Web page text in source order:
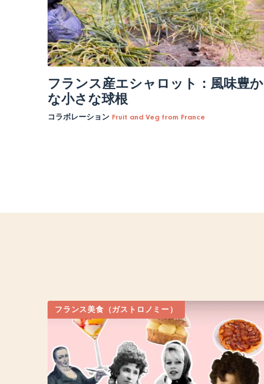
フランス産エシャロット：風味豊か
な小さな球根
コラボレーション Fruit and Veg from France
送
フランス美食（ガストロノミー）